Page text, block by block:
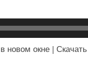
новом окне | Скачать